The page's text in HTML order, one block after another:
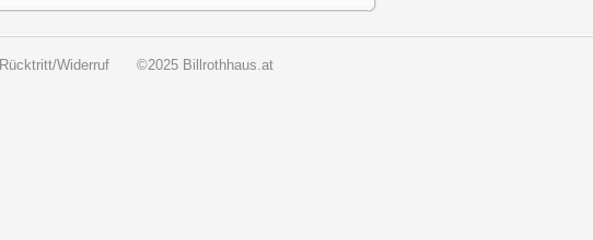
Rücktritt/Widerruf ©2025 Billrothhaus.at